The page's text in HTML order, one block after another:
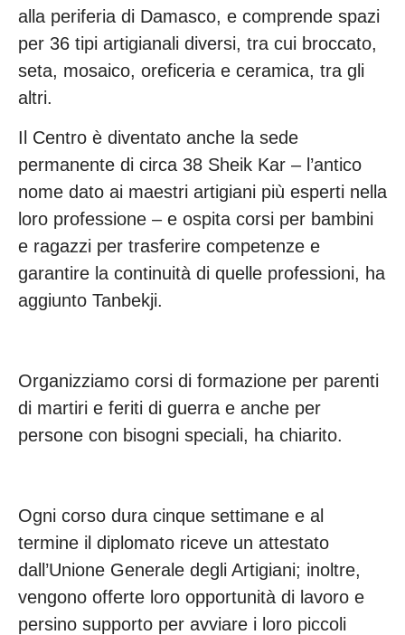
alla periferia di Damasco, e comprende spazi
per 36 tipi artigianali diversi, tra cui broccato,
seta, mosaico, oreficeria e ceramica, tra gli
altri.
Il Centro è diventato anche la sede
permanente di circa 38 Sheik Kar – l’antico
nome dato ai maestri artigiani più esperti nella
loro professione – e ospita corsi per bambini
e ragazzi per trasferire competenze e
garantire la continuità di quelle professioni, ha
aggiunto Tanbekji.
Organizziamo corsi di formazione per parenti
di martiri e feriti di guerra e anche per
persone con bisogni speciali, ha chiarito.
Ogni corso dura cinque settimane e al
termine il diplomato riceve un attestato
dall’Unione Generale degli Artigiani; inoltre,
vengono offerte loro opportunità di lavoro e
persino supporto per avviare i loro piccoli